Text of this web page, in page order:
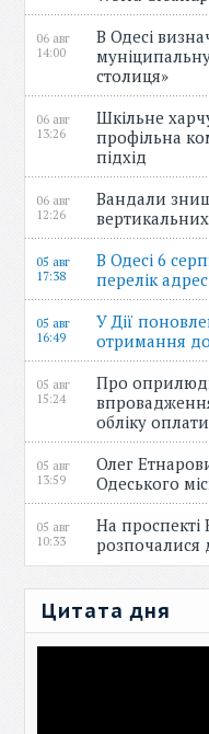
06 авг
14:00
В Одесі
столиця»
06 авг
13:26
Шкільне
профільна
підхід
06 авг
12:26
Вандали
05 авг
17:38
В Одесі 6
перелік адрес
05 авг
16:49
У Дії
отримання
05 авг
15:24
Про
обліку
05 авг
13:59
Олег
Одеського
05 авг
10:33
На
розпочалися
Цитата дня